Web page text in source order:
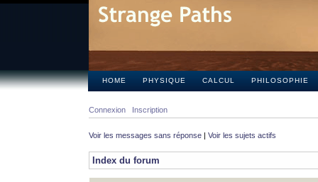
HOME PHYSIQUE CALCUL PHILOSOPHIE
Connexion Inscription
Voir les messages sans réponse | Voir les sujets actifs
Index du forum